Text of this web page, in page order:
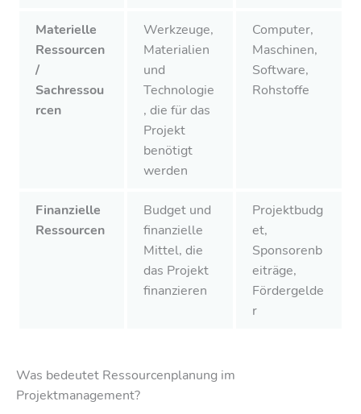
Materielle
Ressourcen
/
Sachressou
rcen
Werkzeuge,
Materialien
und
Technologie
, die für das
Projekt
benötigt
werden
Computer,
Maschinen,
Software,
Rohstoffe
Finanzielle
Ressourcen
Budget und
finanzielle
Mittel, die
das Projekt
finanzieren
Projektbudg
et,
Sponsorenb
eiträge,
Fördergelde
r
Was bedeutet Ressourcenplanung im
Projektmanagement?